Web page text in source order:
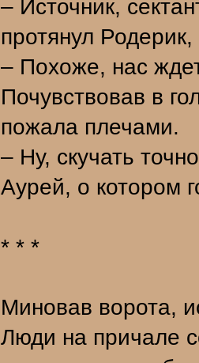
– Источник,
протянул
– Похоже, нас
Почувствовав в
пожала плечами.
– Ну, скучать
Аурей, о котором
* * *
Миновав ворота,
Люди на причале